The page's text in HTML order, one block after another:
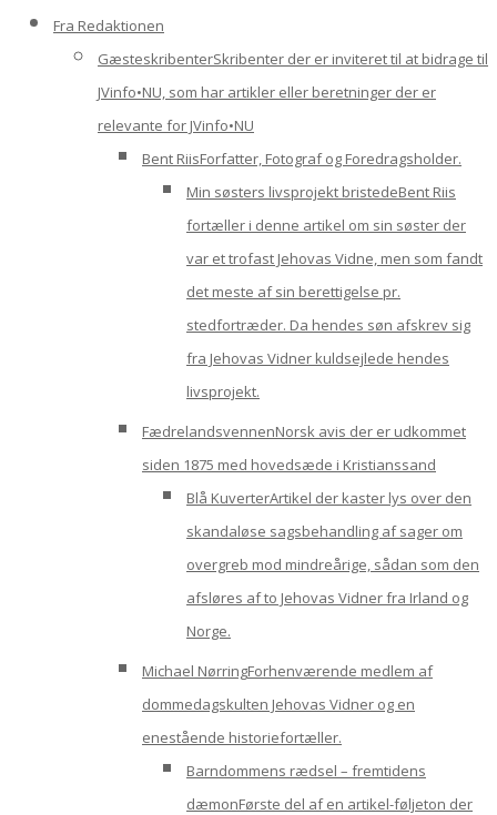
Fra Redaktionen
GæsteskribenterSkribenter der er inviteret til at bidrage til
JVinfo•NU, som har artikler eller beretninger der er
relevante for JVinfo•NU
Bent RiisForfatter, Fotograf og Foredragsholder.
Min søsters livsprojekt bristedeBent Riis
fortæller i denne artikel om sin søster der
var et trofast Jehovas Vidne, men som fandt
det meste af sin berettigelse pr.
stedfortræder. Da hendes søn afskrev sig
fra Jehovas Vidner kuldsejlede hendes
livsprojekt.
FædrelandsvennenNorsk avis der er udkommet
siden 1875 med hovedsæde i Kristianssand
Blå KuverterArtikel der kaster lys over den
skandaløse sagsbehandling af sager om
overgreb mod mindreårige, sådan som den
afsløres af to Jehovas Vidner fra Irland og
Norge.
Michael NørringForhenværende medlem af
dommedagskulten Jehovas Vidner og en
enestående historiefortæller.
Barndommens rædsel – fremtidens
dæmonFørste del af en artikel-føljeton der